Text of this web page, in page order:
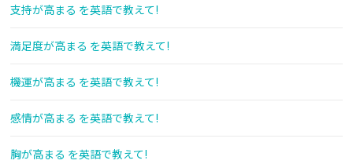
支持が高まる を英語で教えて!
満足度が高まる を英語で教えて!
機運が高まる を英語で教えて!
感情が高まる を英語で教えて!
胸が高まる を英語で教えて!